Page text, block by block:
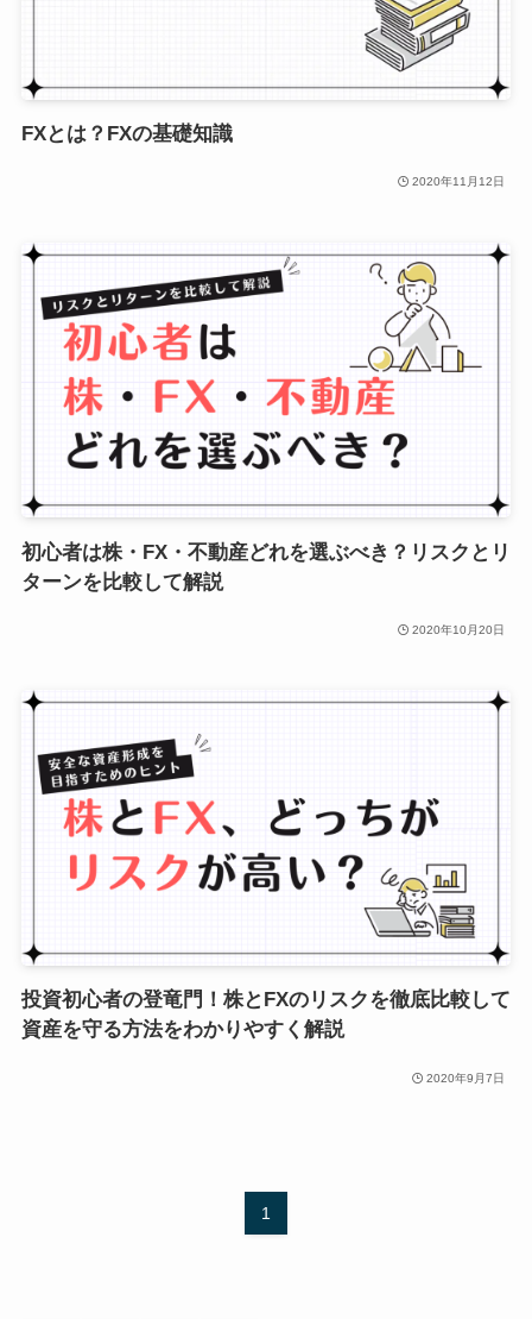
FXとは？FXの基礎知識
2020年11月12日
初心者は株・FX・不動産どれを選ぶべき？リスクとリ
ターンを比較して解説
2020年10月20日
投資初心者の登竜門！株とFXのリスクを徹底比較して
資産を守る方法をわかりやすく解説
2020年9月7日
1